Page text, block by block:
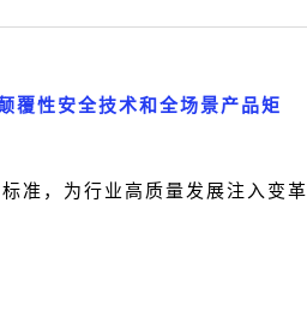
覆性安全技术和全场景产品矩
准，为行业高质量发展注入变革